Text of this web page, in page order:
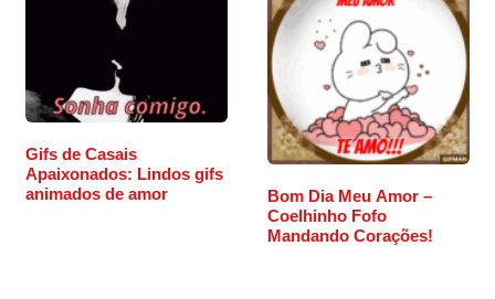
Gifs de Casais
Apaixonados: Lindos gifs
animados de amor
Bom Dia Meu Amor –
Coelhinho Fofo
Mandando Corações!